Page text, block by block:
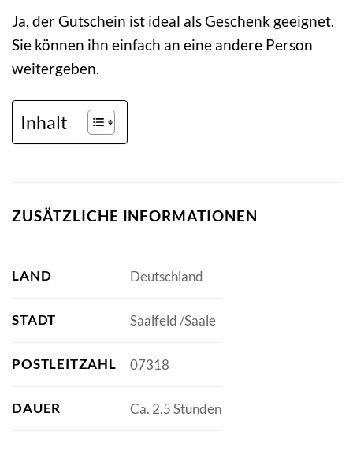
Ja, der Gutschein ist ideal als Geschenk geeignet.
Sie können ihn einfach an eine andere Person
weitergeben.
Inhalt
ZUSÄTZLICHE INFORMATIONEN
LAND Deutschland
STADT Saalfeld /Saale
POSTLEITZAHL 07318
DAUER Ca. 2,5 Stunden